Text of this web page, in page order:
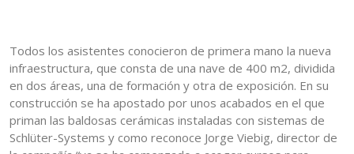
Todos los asistentes conocieron de primera mano la nueva
infraestructura, que consta de una nave de 400 m2, dividida
en dos áreas, una de formación y otra de exposición. En su
construcción se ha apostado por unos acabados en el que
priman las baldosas cerámicas instaladas con sistemas de
Schlüter-Systems y como reconoce Jorge Viebig, director de